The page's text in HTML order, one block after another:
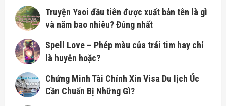
Truyện Yaoi đầu tiên được xuất bản tên là gì
và năm bao nhiêu? Đúng nhất
Spell Love – Phép màu của trái tim hay chỉ
là huyễn hoặc?
Chứng Minh Tài Chính Xin Visa Du lịch Úc
Cần Chuẩn Bị Những Gì?